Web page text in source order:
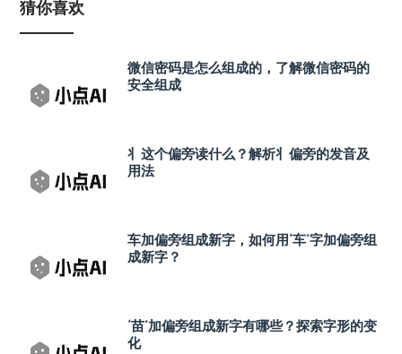
猜你喜欢
微信密码是怎么组成的，了解微信密码的
安全组成
丬这个偏旁读什么？解析丬偏旁的发音及
用法
车加偏旁组成新字，如何用‘车’字加偏旁组
成新字？
‘苗’加偏旁组成新字有哪些？探索字形的变
化